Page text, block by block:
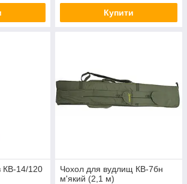
Купити
КВ-14/120
Чохол для вудлищ КВ-7бн
м'який (2,1 м)